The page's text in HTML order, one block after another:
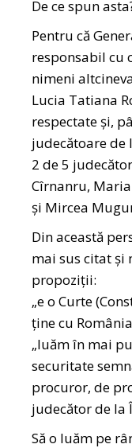
De ce spun
Pentru că
responsabil cu
nimeni
Lucia Tatiana
respectate și,
judecătoare de
2 de 5
Cîrnanru,
și Mircea
Din această
mai sus citat și
propoziții:
„e o Curte
ține cu
„luăm în mai
securitate
procuror, de
judecător de la
Să o luăm pe